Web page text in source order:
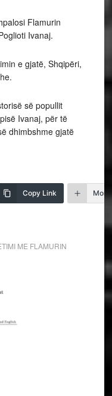
Flamurin
Ivanaj.
e gjatë, Shqipëri,
së popullit
Ivanaj, për të
dhimbshme gjatë
Copy Link More
ME FLAMURIN